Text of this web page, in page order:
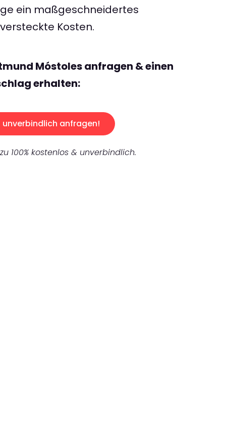
ein maßgeschneidertes
Kosten.
Móstoles anfragen & einen
erhalten:
unverbindlich anfragen!
100% kostenlos & unverbindlich.